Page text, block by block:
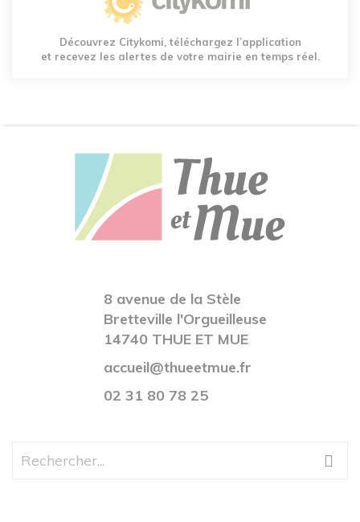
Découvrez Citykomi, téléchargez l’application
et recevez les alertes de votre mairie en temps réel.
8 avenue de la Stèle
Bretteville l'Orgueilleuse
14740 THUE ET MUE
accueil@thueetmue.fr
02 31 80 78 25